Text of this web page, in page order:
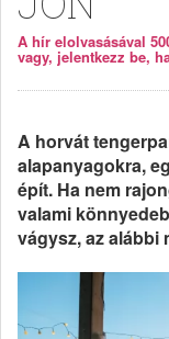
A hír elolvasásával
vagy, jelentkezz be,
A horvát
alapanyagokra,
épít. Ha nem
valami
vágysz, az alábbi